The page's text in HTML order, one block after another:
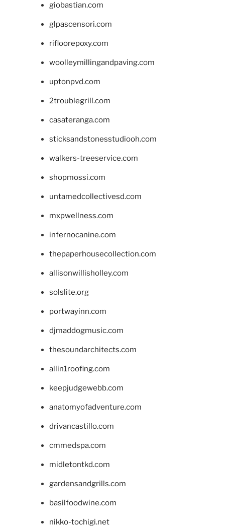
giobastian.com
glpascensori.com
rifloorepoxy.com
woolleymillingandpaving.com
uptonpvd.com
2troublegrill.com
casateranga.com
sticksandstonesstudiooh.com
walkers-treeservice.com
shopmossi.com
untamedcollectivesd.com
mxpwellness.com
infernocanine.com
thepaperhousecollection.com
allisonwillisholley.com
solslite.org
portwayinn.com
djmaddogmusic.com
thesoundarchitects.com
allin1roofing.com
keepjudgewebb.com
anatomyofadventure.com
drivancastillo.com
cmmedspa.com
midletontkd.com
gardensandgrills.com
basilfoodwine.com
nikko-tochigi.net